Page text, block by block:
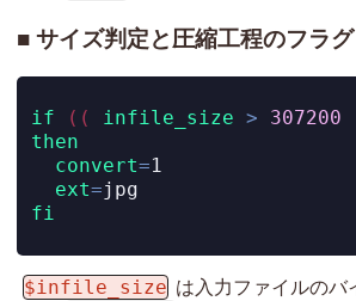
サイズ判定と圧縮工程のフラグ
if (( infile_size > 307200
then
convert=1
ext=jpg
fi
$infile_size は入力ファイルのバ